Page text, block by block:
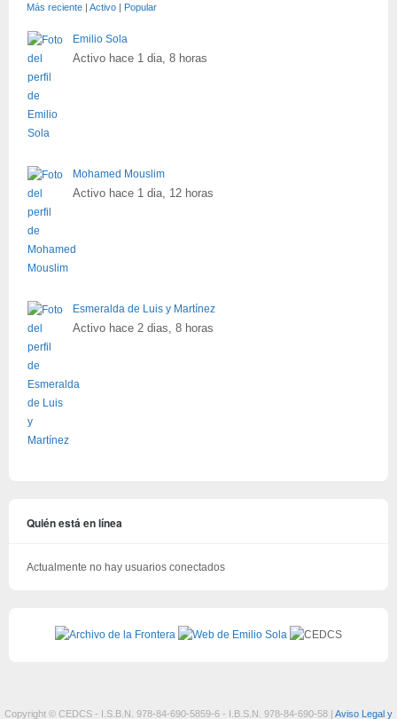
Más reciente | Activo | Popular
Emilio Sola
Activo hace 1 dia, 8 horas
Mohamed Mouslim
Activo hace 1 dia, 12 horas
Esmeralda de Luis y Martínez
Activo hace 2 dias, 8 horas
Quién está en línea
Actualmente no hay usuarios conectados
Copyright © CEDCS - I.S.B.N. 978-84-690-5859-6 - I.B.S.N. 978-84-690-58 | Aviso Legal y